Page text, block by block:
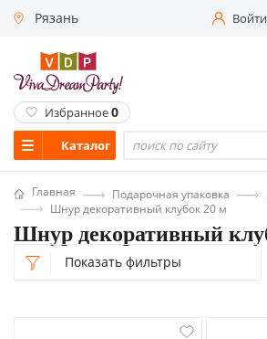
Рязань Войти
Каталог
Избранное0
Главная Подарочная упаковка
Шнур декоративный клубок 20 м
Шнур декоративный
Показать фильтры